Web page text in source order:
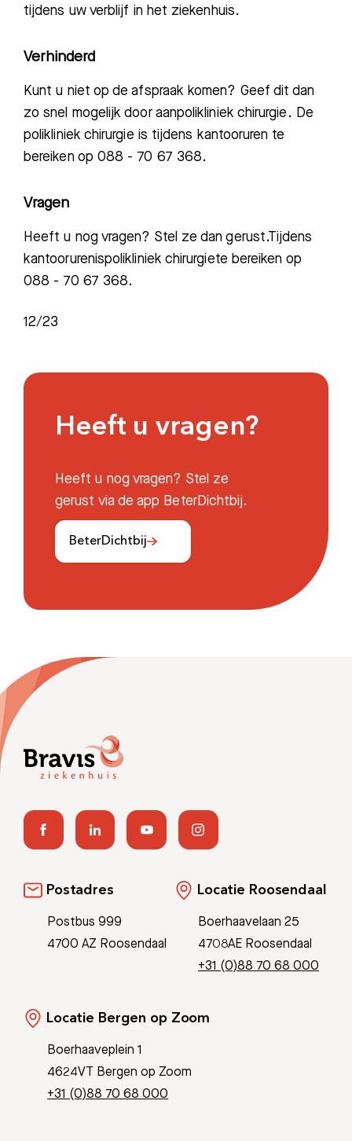
tijdens uw verblijf in het ziekenhuis.
Verhinderd
Kunt u niet op de afspraak komen? Geef dit dan
zo snel mogelijk door aanpolikliniek chirurgie. De
polikliniek chirurgie is tijdens kantooruren te
bereiken op 088 - 70 67 368.
Vragen
Heeft u nog vragen? Stel ze dan gerust.Tijdens
kantoorurenispolikliniek chirurgiete bereiken op
088 - 70 67 368.
12/23
Heeft u vragen?
Heeft u nog vragen? Stel ze
gerust via de app BeterDichtbij.
BeterDichtbij
Postadres
Postbus 999
4700 AZ Roosendaal
Locatie Roosendaal
Boerhaavelaan 25
4708AE Roosendaal
+31 (0)88 70 68 000
Locatie Bergen op Zoom
Boerhaaveplein 1
4624VT Bergen op Zoom
+31 (0)88 70 68 000